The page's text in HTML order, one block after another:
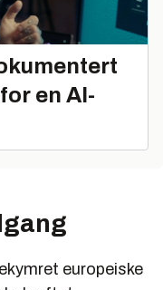
en AI-
europeiske